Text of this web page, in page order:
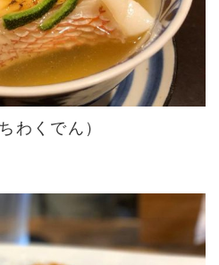
わくでん）